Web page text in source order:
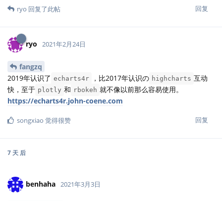
回复
ryo 回复了此帖
ryo 2021年2月24日
fangzq
2019年认识了 echarts4r ，比2017年认识の highcharts 互动
快，至于 plotly 和 rbokeh 就不像以前那么容易使用。
https://echarts4r.john-coene.com
回复
songxiao 觉得很赞
7 天 后
benhaha 2021年3月3日